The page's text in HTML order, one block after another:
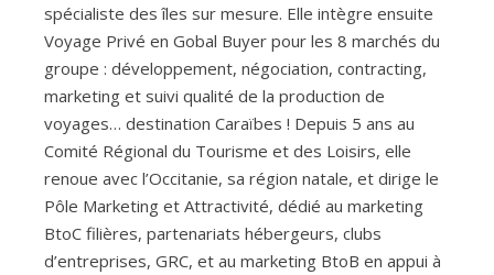
spécialiste des îles sur mesure. Elle intègre ensuite
Voyage Privé en Gobal Buyer pour les 8 marchés du
groupe : développement, négociation, contracting,
marketing et suivi qualité de la production de
voyages… destination Caraïbes ! Depuis 5 ans au
Comité Régional du Tourisme et des Loisirs, elle
renoue avec l’Occitanie, sa région natale, et dirige le
Pôle Marketing et Attractivité, dédié au marketing
BtoC filières, partenariats hébergeurs, clubs
d’entreprises, GRC, et au marketing BtoB en appui à